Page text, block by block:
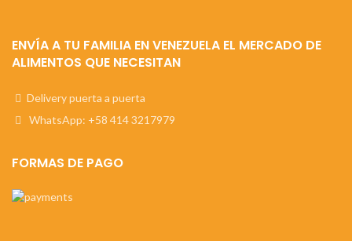
ENVÍA A TU FAMILIA EN VENEZUELA EL MERCADO DE
ALIMENTOS QUE NECESITAN
Delivery puerta a puerta
WhatsApp: +58 414 3217979
FORMAS DE PAGO